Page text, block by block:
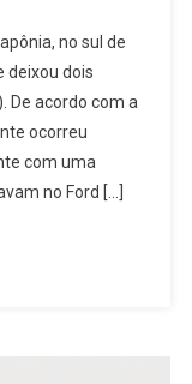
no sul de
deixou dois
De acordo com a
ocorreu
com uma
no Ford […]